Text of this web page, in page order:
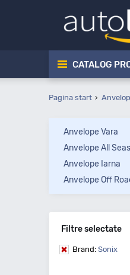
CATALOG
Pagina start
Anvelope Vara
Anvelope All
Anvelope Iarna
Anvelope Off
Filtre selectate
Brand: Sonix